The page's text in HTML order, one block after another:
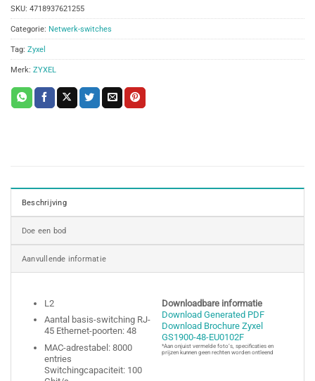
SKU: 4718937621255
Categorie: Netwerk-switches
Tag: Zyxel
Merk: ZYXEL
Beschrijving
Doe een bod
Aanvullende informatie
L2
Aantal basis-switching RJ-
45 Ethernet-poorten: 48
MAC-adrestabel: 8000
entries
Switchingcapaciteit: 100
Downloadbare informatie
Download Generated PDF
Download Brochure Zyxel
GS1900-48-EU0102F
*Aan onjuist vermelde foto’s, specificaties en
prijzen kunnen geen rechten worden ontleend